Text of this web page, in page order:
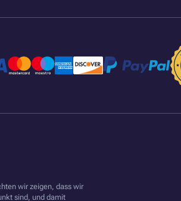
wir zeigen, dass wir
sind, und damit